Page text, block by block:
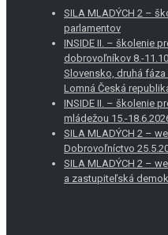
SILA MLADÝCH 2 –
parlamentov
INSIDE II. – školenie
dobrovoľníkov 8.-
Slovensko, druhá fáza
Lomná Česká
INSIDE II. – školenie
mládežou 15.-
SILA MLADÝCH 2 –
Dobrovoľníctvo
SILA MLADÝCH 2 –
a zastupiteľská